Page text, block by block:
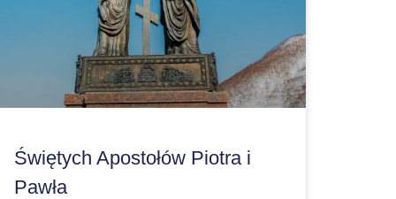
Świętych Apostołów Piotra i
Pawła